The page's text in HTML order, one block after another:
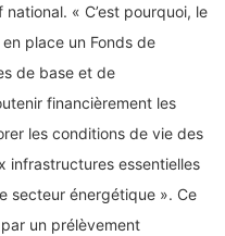
« C’est pourquoi, le
place un Fonds de
de base et de
financièrement les
les conditions de vie des
infrastructures essentielles
secteur énergétique ». Ce
un prélèvement